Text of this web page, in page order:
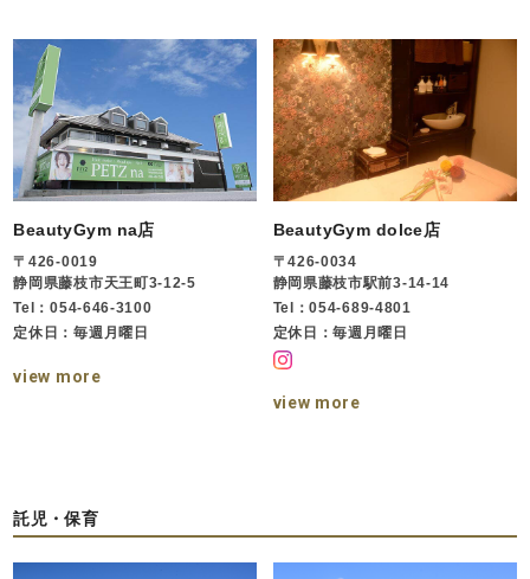
BeautyGym na店
〒426-0019
静岡県藤枝市天王町3-12-5
Tel：054-646-3100
定休日：毎週月曜日
view more
BeautyGym dolce店
〒426-0034
静岡県藤枝市駅前3-14-14
Tel：054-689-4801
定休日：毎週月曜日
view more
託児・保育